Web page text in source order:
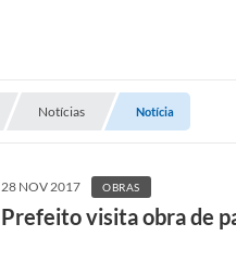
Notícias Notícia
28 NOV 2017 OBRAS
Prefeito visita obra de